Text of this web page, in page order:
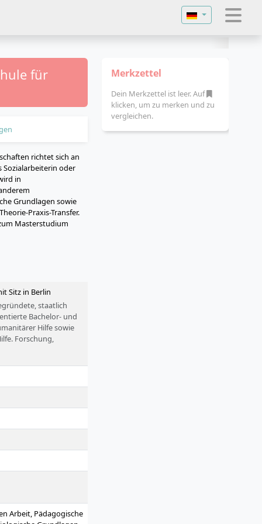
Sprache
für
richtet sich an
Sozialarbeiterin oder
in
Grundlagen sowie
Praxis-Transfer.
Masterstudium
Sitz in Berlin
staatlich
Bachelor- und
Hilfe sowie
Forschung,
ihres Profils.
Arbeit, Pädagogische
Merkzettel
Dein Merkzettel ist leer. Auf
klicken, um zu merken und zu
vergleichen.